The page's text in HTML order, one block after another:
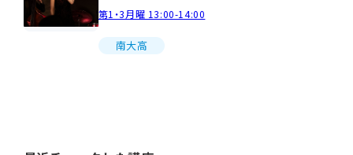
第1・3月曜 13:00-14:00
南大高